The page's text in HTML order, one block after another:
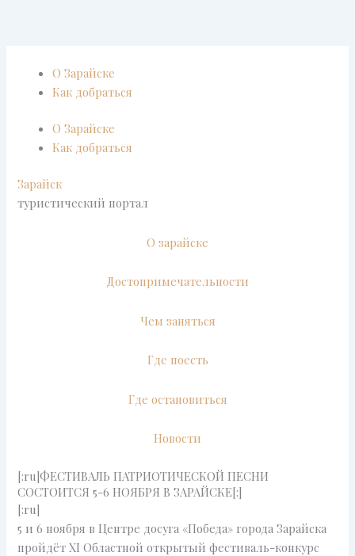
О Зарайске
Как добраться
О Зарайске
Как добраться
Зарайск
туристический портал
О зарайске
Достопримечательности
Чем заняться
Где поесть
Где остановиться
Новости
[:ru]ФЕСТИВАЛЬ ПАТРИОТИЧЕСКОЙ ПЕСНИ
СОСТОИТСЯ 5-6 НОЯБРЯ В ЗАРАЙСКЕ[:]
[:ru]
5 и 6 ноября в Центре досуга «Победа» города Зарайска
пройдёт XI Областной открытый фестиваль-конкурс